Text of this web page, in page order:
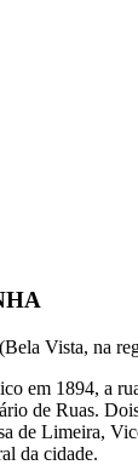
(Bela Vista, na
em 1894, a
de Ruas.
de Limeira,
da cidade.